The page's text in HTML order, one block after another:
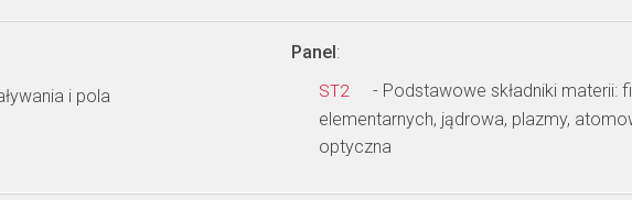
i pola
Panel:
ST2
- Podstawowe składniki materii:
elementarnych, jądrowa, plazmy,
optyczna